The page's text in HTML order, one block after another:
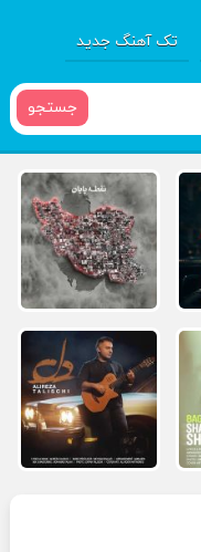
تک آهنگ جدید
جستجو